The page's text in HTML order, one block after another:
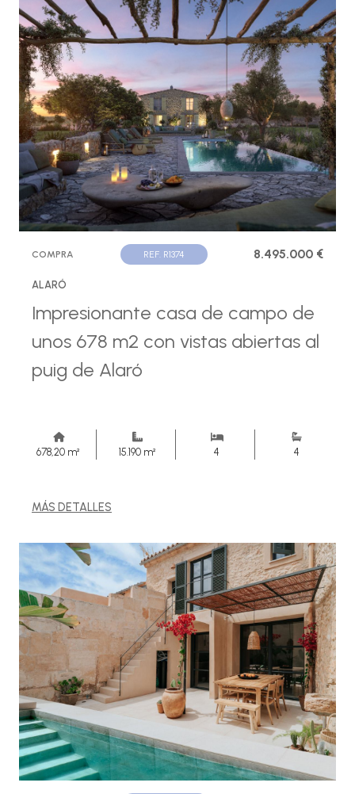
COMPRA REF. R1374 8.495.000 €
ALARÓ
Impresionante casa de campo de
unos 678 m2 con vistas abiertas al
puig de Alaró
678,20 m² 15.190 m² 4 4
MÁS DETALLES